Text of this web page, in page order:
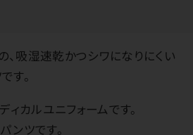
吸湿速乾かつシワになりにくい
す。
カルユニフォームです。
ンツです。